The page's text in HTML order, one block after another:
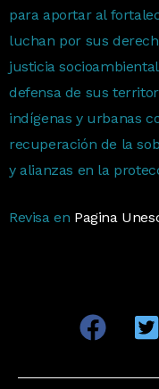
para aportar al
luchan por sus
justicia
defensa de sus
indígenas y urbanas
recuperación de la
y alianzas en la
Revisa en Pagina